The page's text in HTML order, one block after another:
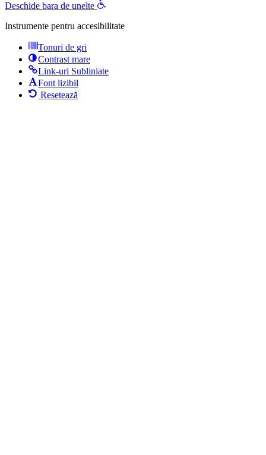
Deschide bara de unelte
Instrumente pentru accesibilitate
Tonuri de gri
Contrast mare
Link-uri Subliniate
Font lizibil
Resetează